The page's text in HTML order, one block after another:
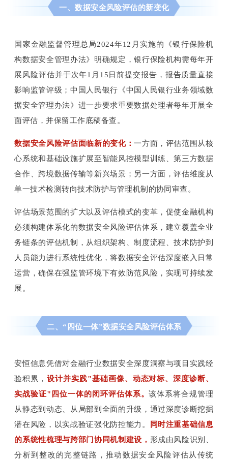
一、数据安全风险评估的新变化
国家金融监督管理总局2024年12月实施的《银行保险机
构数据安全管理办法》明确规定，银行保险机构需每年开
展风险评估并于次年1月15日前提交报告，报告质量直接
影响监管评级；中国人民银行《中国人民银行业务领域数
据安全管理办法》进一步要求重要数据处理者每年开展全
面评估，并保留工作底稿备查。
数据安全风险评估面临新的变化：一方面，评估范围从核
心系统和基础设施扩展至智能风控模型训练、第三方数据
合作、跨境数据传输等新兴场景；另一方面，评估维度从
单一技术检测转向技术防护与管理机制的协同审查。
评估场景范围的扩大以及评估模式的变革，促使金融机构
必须构建体系化的数据安全风险评估体系，建立覆盖全业
务链条的评估机制，从组织架构、制度流程、技术防护到
人员能力进行系统性优化，将数据安全评估深度嵌入日常
运营，确保在强监管环境下有效防范风险，实现可持续发
展。
二、“四位一体”数据安全风险评估体系
安恒信息凭借对金融行业数据安全深度洞察与项目实践经
验积累，设计并实践"基础画像、动态对标、深度诊断、
实战验证"四位一体的闭环评估体系。该体系将合规管理
从静态到动态、从局部到全面的升级，通过深度诊断挖掘
潜在风险，以实战验证强化防控能力。
同时注重基础信息
的系统性梳理与跨部门协同机制建设， 形成由风险识别、
分析到整改的完整链路，推动数据安全风险评估从传统